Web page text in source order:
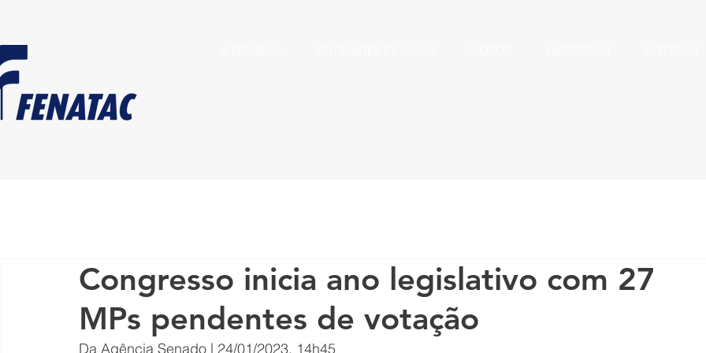
Congresso inicia ano legislativo com 27
MPs pendentes de votação
Da Agência Senado | 24/01/2023, 14h45